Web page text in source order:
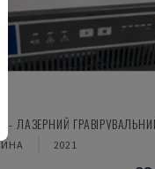
- ЛАЗЕРНИЙ
2021